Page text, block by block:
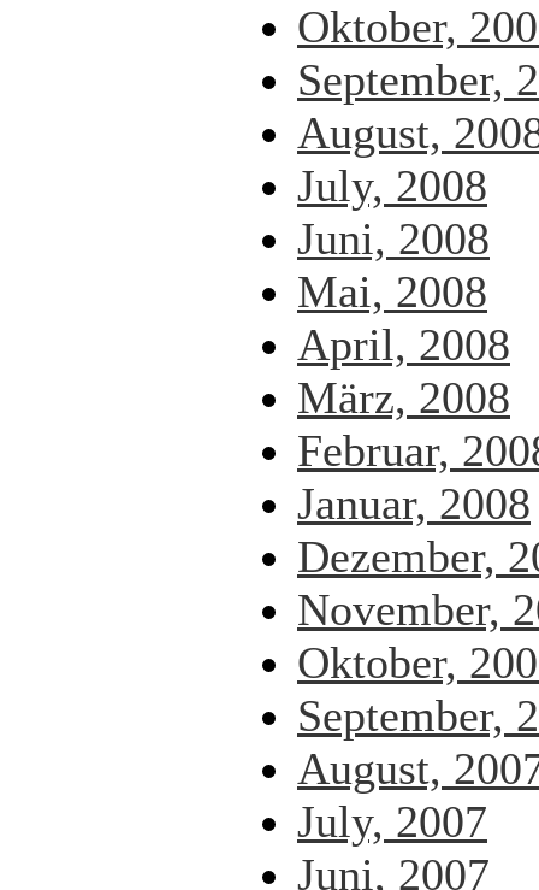
Oktober,
September,
August,
July, 2008
Juni, 2008
Mai, 2008
April, 2008
März, 2008
Februar,
Januar, 2008
Dezember,
November,
Oktober,
September,
August,
July, 2007
Juni, 2007